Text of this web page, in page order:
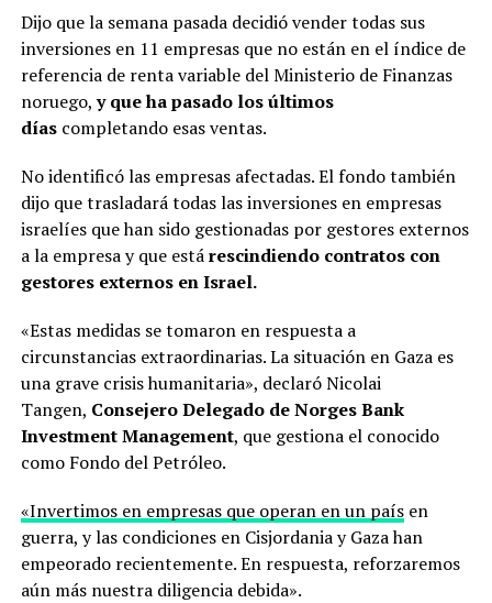
Dijo que la semana pasada decidió vender todas sus
inversiones en 11 empresas que no están en el índice de
referencia de renta variable del Ministerio de Finanzas
noruego,y que ha pasado los últimos
díascompletando esas ventas.
No identificó las empresas afectadas. El fondo también
dijo que trasladará todas las inversiones en empresas
israelíes que han sido gestionadas por gestores externos
a la empresa y que estárescindiendo contratos con
gestores externos en Israel.
«Estas medidas se tomaron en respuesta a
circunstancias extraordinarias. La situación en Gaza es
una grave crisis humanitaria», declaró Nicolai
Tangen, Consejero Delegado de Norges Bank
Investment Management, que gestiona el conocido
como Fondo del Petróleo.
«Invertimos en empresas que operan en un paísen
guerra, y las condiciones en Cisjordania y Gaza han
empeorado recientemente. En respuesta, reforzaremos
aún más nuestra diligencia debida».